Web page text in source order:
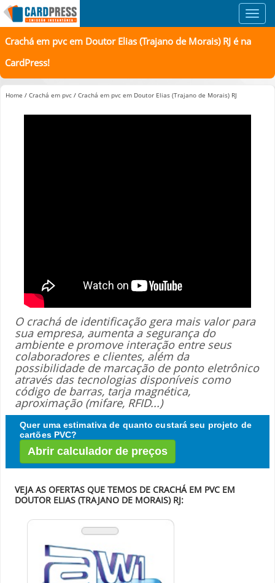
Crachá em pvc em Doutor Elias (Trajano de Morais) RJ é na
CardPress!
Home / Crachá em pvc / Crachá em pvc em Doutor Elias (Trajano de Morais) RJ
O crachá de identificação gera mais valor para
sua empresa, aumenta a segurança do
ambiente e promove interação entre seus
colaboradores e clientes, além da
possibilidade de marcação de ponto eletrônico
através das tecnologias disponíveis como
código de barras, tarja magnética,
aproximação (mifare, RFID...)
Quer uma estimativa de quanto custará seu projeto de
cartões PVC?
Abrir calculador de preços
VEJA AS OFERTAS QUE TEMOS DE CRACHÁ EM PVC EM
DOUTOR ELIAS (TRAJANO DE MORAIS) RJ: